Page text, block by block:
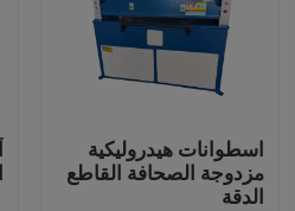
جولة في المعمل
اتصل بنا
اسطوانات هيدروليكية
مزدوجة الصحافة القاطع
الدقة